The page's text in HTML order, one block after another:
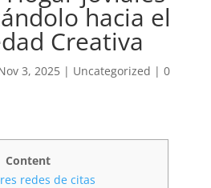
hacia el
Creativa
3, 2025| Uncategorized | 0
Content
redes de citas